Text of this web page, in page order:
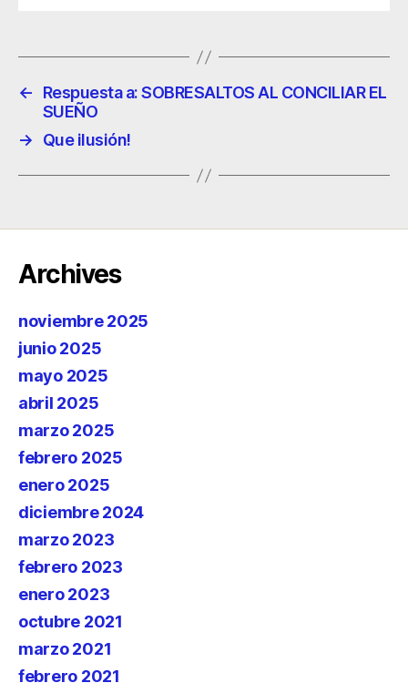
←
Respuesta a: SOBRESALTOS AL CONCILIAR EL
SUEÑO
→
Que ilusión!
Archives
noviembre 2025
junio 2025
mayo 2025
abril 2025
marzo 2025
febrero 2025
enero 2025
diciembre 2024
marzo 2023
febrero 2023
enero 2023
octubre 2021
marzo 2021
febrero 2021